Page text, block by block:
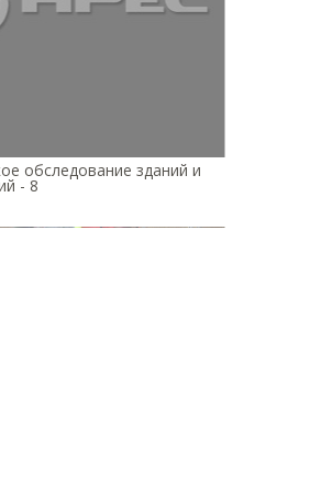
обследование зданий и
- 8